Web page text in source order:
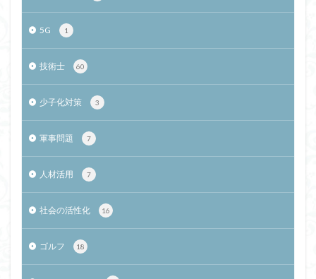
5G 1
技術士 60
少子化対策 3
軍事問題 7
人材活用 7
社会の活性化 16
ゴルフ 18